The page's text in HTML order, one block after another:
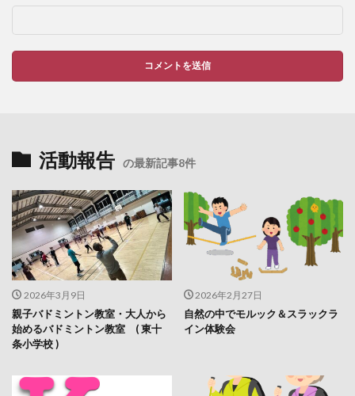
活動報告 の最新記事8件
2026年3月9日
親子バドミントン教室・大人から
始めるバドミントン教室 ( 東十
条小学校 )
2026年2月27日
自然の中でモルック＆スラックラ
イン体験会